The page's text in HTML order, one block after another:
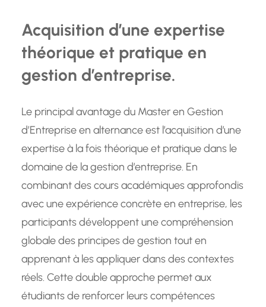
Acquisition d’une expertise
théorique et pratique en
gestion d’entreprise.
Le principal avantage du Master en Gestion
d’Entreprise en alternance est l’acquisition d’une
expertise à la fois théorique et pratique dans le
domaine de la gestion d’entreprise. En
combinant des cours académiques approfondis
avec une expérience concrète en entreprise, les
participants développent une compréhension
globale des principes de gestion tout en
apprenant à les appliquer dans des contextes
réels. Cette double approche permet aux
étudiants de renforcer leurs compétences